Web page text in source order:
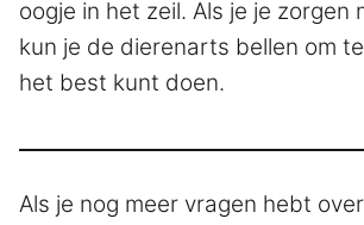
oogje in het zeil. Als je je zorgen
kun je de dierenarts bellen om
het best kunt doen.
Als je nog meer vragen hebt